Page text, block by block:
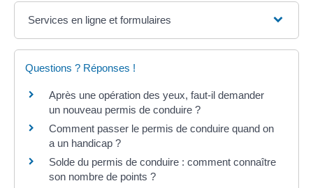
Services en ligne et formulaires
Questions ? Réponses !
Après une opération des yeux, faut-il demander
un nouveau permis de conduire ?
Comment passer le permis de conduire quand on
a un handicap ?
Solde du permis de conduire : comment connaître
son nombre de points ?